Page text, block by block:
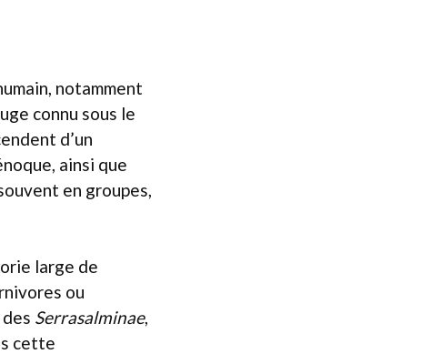
notamment
connu sous le
d’un
ainsi que
en groupes,
large de
ou
Serrasalminae,
cette